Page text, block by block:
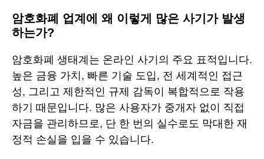
암호화폐 업계에 왜 이렇게 많은 사기가 발생
하는가?
암호화폐 생태계는 온라인 사기의 주요 표적입니다.
높은 금융 가치, 빠른 기술 도입, 전 세계적인 접근
성, 그리고 제한적인 규제 감독이 복합적으로 작용
하기 때문입니다. 많은 사용자가 중개자 없이 직접
자금을 관리하므로, 단 한 번의 실수로도 막대한 재
정적 손실을 입을 수 있습니다.